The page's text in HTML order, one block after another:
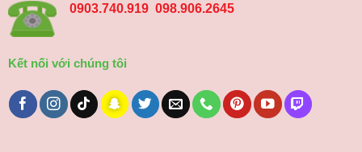
0903.740.919 098.906.2645
Kết nối với chúng tôi